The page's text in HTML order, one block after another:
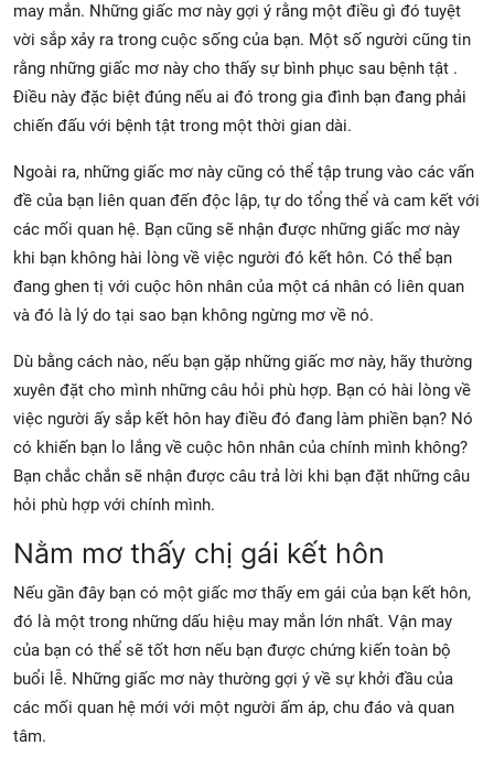
may mắn. Những giấc mơ này gợi ý rằng một điều gì đó tuyệt
vời sắp xảy ra trong cuộc sống của bạn. Một số người cũng tin
rằng những giấc mơ này cho thấy sự bình phục sau bệnh tật .
Điều này đặc biệt đúng nếu ai đó trong gia đình bạn đang phải
chiến đấu với bệnh tật trong một thời gian dài.
Ngoài ra, những giấc mơ này cũng có thể tập trung vào các vấn
đề của bạn liên quan đến độc lập, tự do tổng thể và cam kết với
các mối quan hệ. Bạn cũng sẽ nhận được những giấc mơ này
khi bạn không hài lòng về việc người đó kết hôn. Có thể bạn
đang ghen tị với cuộc hôn nhân của một cá nhân có liên quan
và đó là lý do tại sao bạn không ngừng mơ về nó.
Dù bằng cách nào, nếu bạn gặp những giấc mơ này, hãy thường
xuyên đặt cho mình những câu hỏi phù hợp. Bạn có hài lòng về
việc người ấy sắp kết hôn hay điều đó đang làm phiền bạn? Nó
có khiến bạn lo lắng về cuộc hôn nhân của chính mình không?
Bạn chắc chắn sẽ nhận được câu trả lời khi bạn đặt những câu
hỏi phù hợp với chính mình.
Nằm mơ thấy chị gái kết hôn
Nếu gần đây bạn có một giấc mơ thấy em gái của bạn kết hôn,
đó là một trong những dấu hiệu may mắn lớn nhất. Vận may
của bạn có thể sẽ tốt hơn nếu bạn được chứng kiến ​​toàn bộ
buổi lễ. Những giấc mơ này thường gợi ý về sự khởi đầu của
các mối quan hệ mới với một người ấm áp, chu đáo và quan
tâm.